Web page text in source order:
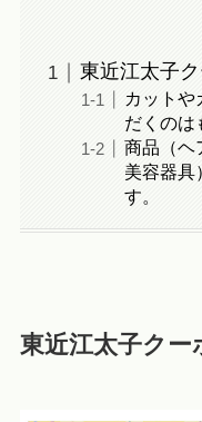
東近江太子
カットや
だくのは
商品（ヘ
美容器具
す。
東近江太子クー